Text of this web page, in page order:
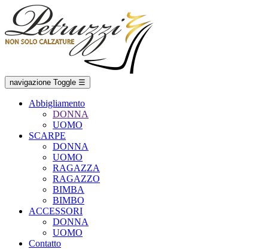
navigazione Toggle ☰
Abbigliamento
DONNA
UOMO
SCARPE
DONNA
UOMO
RAGAZZA
RAGAZZO
BIMBA
BIMBO
ACCESSORI
DONNA
UOMO
Contatto